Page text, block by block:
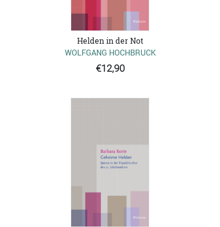
Helden in der Not
WOLFGANG HOCHBRUCK
€12,90